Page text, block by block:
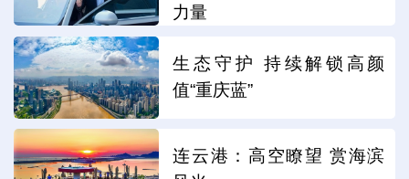
力量
生态守护 持续解锁高颜
值“重庆蓝”
连云港：高空瞭望 赏海滨